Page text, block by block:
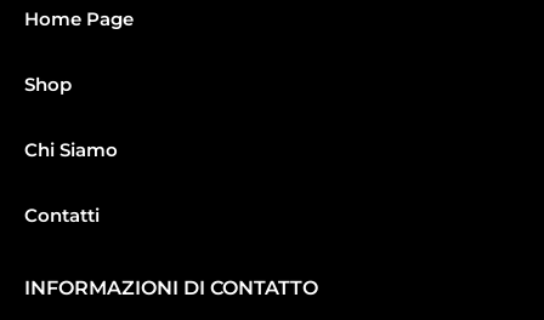
Home Page
Shop
Chi Siamo
Contatti
INFORMAZIONI DI CONTATTO